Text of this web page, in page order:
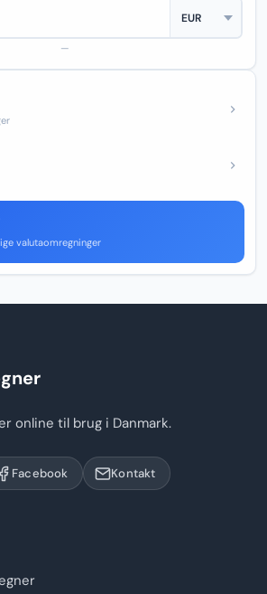
—
valutaomregninger
online til brug i Danmark.
Facebook Kontakt